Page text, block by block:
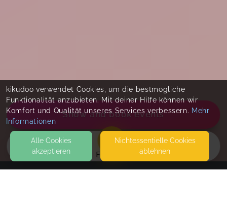
EVENTS
Show and book events
kikudoo verwendet Cookies, um die bestmögliche
Funktionalität anzubieten. Mit deiner Hilfe können wir
Komfort und Qualität unseres Services verbessern. Mehr
Informationen
Alle Cookies
akzeptieren
Nicht­essentielle Cookies
ablehnen